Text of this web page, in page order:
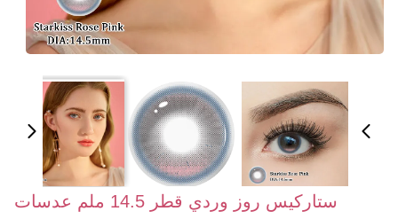
ستاركيس روز وردي قطر 14.5 ملم عدسات